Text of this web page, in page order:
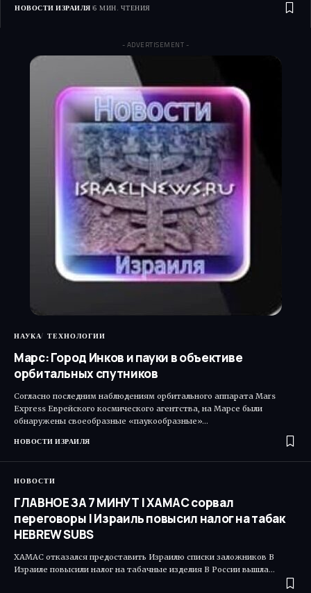
НОВОСТИ ИЗРАИЛЯ 6 МИН. ЧТЕНИЯ
- ADVERTISEMENT -
НАУКА ТЕХНОЛОГИИ
Марс: Город Инков и пауки в объективе
орбитальных спутников
Согласно последним наблюдениям орбитального аппарата Mars
Express Еврейского космического агентства, на Марсе были
обнаружены своеобразные «паукообразные»…
НОВОСТИ ИЗРАИЛЯ
НОВОСТИ
ГЛАВНОЕ ЗА 7 МИНУТ | ХАМАС сорвал
переговоры | Израиль повысил налог на табак
HEBREW SUBS
ХАМАС отказался предоставить Израилю списки заложников В
Израиле повысили налог на табачные изделия В России вышла…